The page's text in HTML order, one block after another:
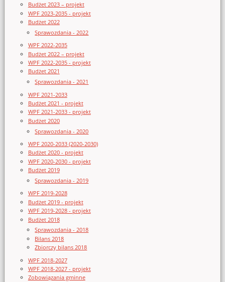
Budżet 2023 – projekt
WPF 2023-2035 - projekt
Budżet 2022
Sprawozdania - 2022
WPF 2022-2035
Budżet 2022 – projekt
WPF 2022-2035 - projekt
Budżet 2021
Sprawozdania - 2021
WPF 2021-2033
Budżet 2021 - projekt
WPF 2021-2033 - projekt
Budżet 2020
Sprawozdania - 2020
WPF 2020-2033 (2020-2030)
Budżet 2020 - projekt
WPF 2020-2030 - projekt
Budżet 2019
Sprawozdania - 2019
WPF 2019-2028
Budżet 2019 - projekt
WPF 2019-2028 - projekt
Budżet 2018
Sprawozdania - 2018
Bilans 2018
Zbiorczy bilans 2018
WPF 2018-2027
WPF 2018-2027 - projekt
Zobowiązania gminne